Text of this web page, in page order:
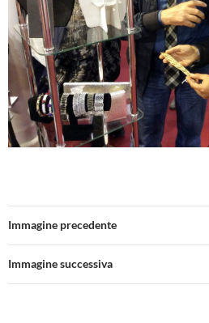
Immagine precedente
Immagine successiva